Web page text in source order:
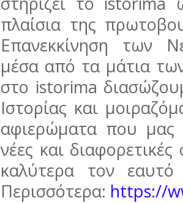
πλαίσια της
Επανεκκίνηση των
μέσα από τα μάτια
στο istorima
Ιστορίας και
αφιερώματα που
νέες και
καλύτερα τον
Περισσότερα: https://